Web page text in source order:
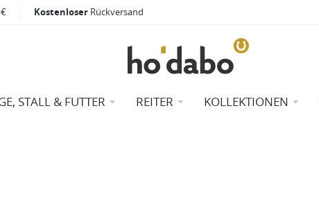
Kostenloser Rückversand
STALL & FUTTER REITER KOLLEKTIONEN